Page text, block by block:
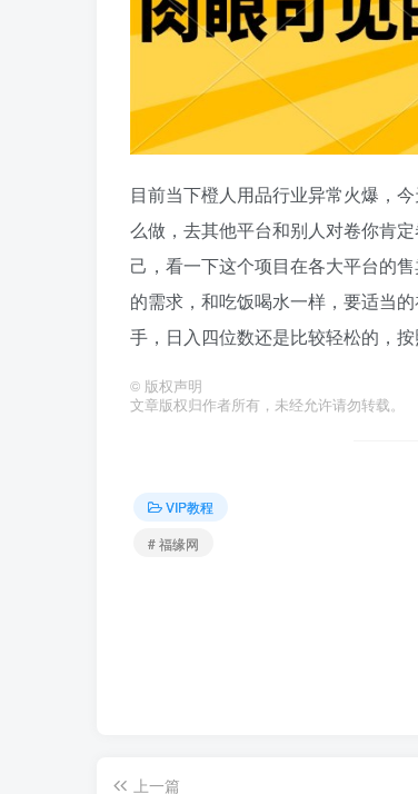
目前当下橙人用品行业异常火爆，
么做，去其他平台和别人对卷你肯
己，看一下这个项目在各大平台的
的需求，和吃饭喝水一样，要适当
手，日入四位数还是比较轻松的，
© 版权声明
文章版权归作者所有，未经允许请勿转载。
VIP教程
# 福缘网
上一篇